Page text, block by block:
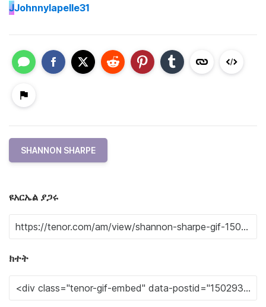
JJohnnylapelle31
SHANNON SHARPE
ዩአርኤል ያጋሩ
ክተት